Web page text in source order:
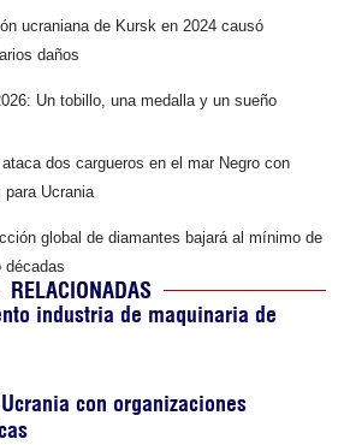
ucraniana de Kursk en 2024 causó
daños
Un tobillo, una medalla y un sueño
ataca dos cargueros en el mar Negro con
para Ucrania
global de diamantes bajará al mínimo de
décadas
RELACIONADAS
industria de maquinaria de
con organizaciones